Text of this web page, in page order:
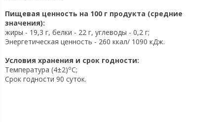
Пищевая ценность на 100 г продукта (средние
значения):
жиры - 19,3 г, белки - 22 г, углеводы - 0,2 г;
Энергетическая ценность - 260 ккал/ 1090 кДж.
Условия хранения и срок годности:
Температура (4±2)oC;
Срок годности 90 суток.